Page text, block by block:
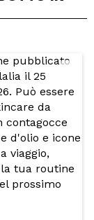
Si No